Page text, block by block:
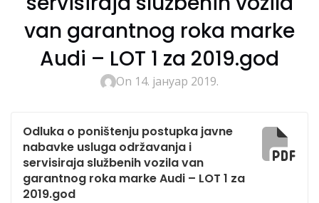
van garantnog roka marke
Audi – LOT 1 za 2019.god
On 14. јануар 2019.
Odluka o poništenju postupka javne
nabavke usluga održavanja i
servisiraja službenih vozila van
garantnog roka marke Audi – LOT 1 za
2019.god